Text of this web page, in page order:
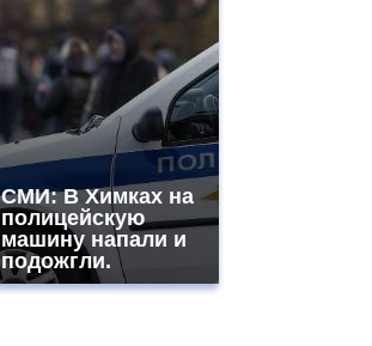
СМИ: В Химках на
полицейскую
машину напали и
подожгли.